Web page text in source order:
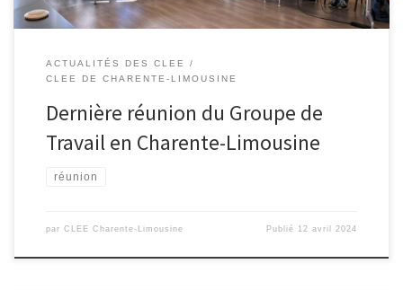
ACTUALITÉS DES CLEE
CLEE DE CHARENTE-LIMOUSINE
Dernière réunion du Groupe de
Travail en Charente-Limousine
réunion
par CLEE Charente-Limousine Publié 12 avril 2024